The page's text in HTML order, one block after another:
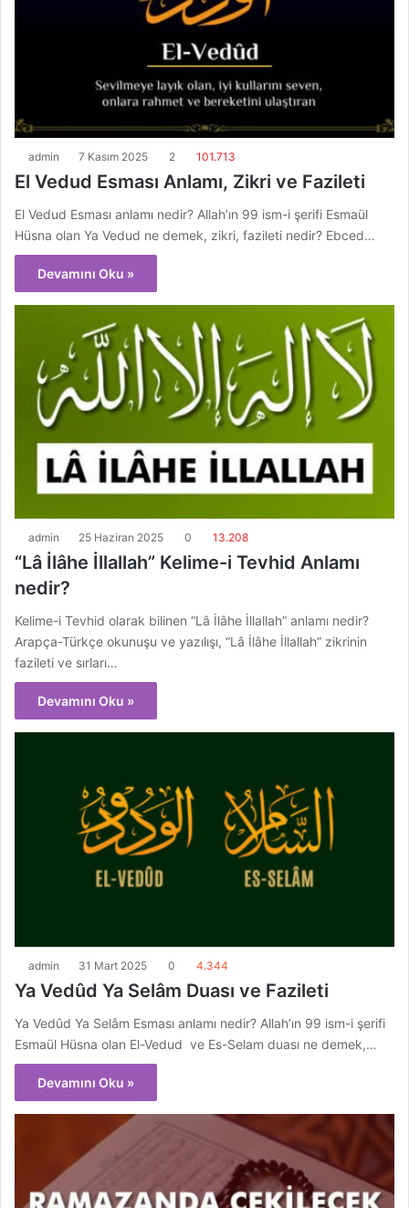
admin 7 Kasım 2025 2 101.713
El Vedud Esması Anlamı, Zikri ve Fazileti
El Vedud Esması anlamı nedir? Allah’ın 99 ism-i şerifi Esmaül
Hüsna olan Ya Vedud ne demek, zikri, fazileti nedir? Ebced…
Devamını Oku »
admin 25 Haziran 2025 0 13.208
“Lâ İlâhe İllallah” Kelime-i Tevhid Anlamı
nedir?
Kelime-i Tevhid olarak bilinen “Lâ İlâhe İllallah” anlamı nedir?
Arapça-Türkçe okunuşu ve yazılışı, “Lâ İlâhe İllallah” zikrinin
fazileti ve sırları…
Devamını Oku »
admin 31 Mart 2025 0 4.344
Ya Vedûd Ya Selâm Duası ve Fazileti
Ya Vedûd Ya Selâm Esması anlamı nedir? Allah’ın 99 ism-i şerifi
Esmaül Hüsna olan El-Vedud ve Es-Selam duası ne demek,…
Devamını Oku »